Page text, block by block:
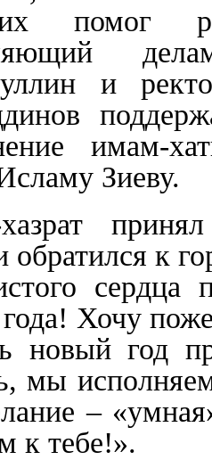
помог
и
имам-
Зиеву.
обратился к
сердца
Хочу
новый год
мы
–
к тебе!».